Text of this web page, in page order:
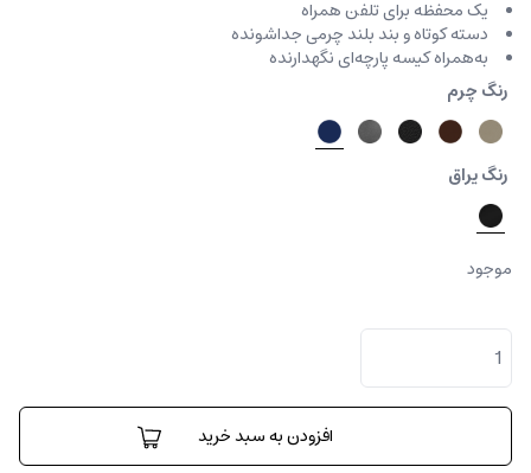
یک محفظه برای تلفن همراه
دسته کوتاه و بند بلند چرمی جداشونده
به‌همراه کیسه پارچه‌ای نگهدارنده
رنگ چرم
رنگ یراق
موجود
کیف
دیپلمات
اسلیم
لاین
عدد
افزودن به سبد خرید